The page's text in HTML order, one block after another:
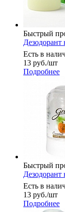
Быстрый
Дезодорант
Есть в
13 руб./шт
Подробнее
Быстрый
Дезодорант
Есть в
13 руб./шт
Подробнее